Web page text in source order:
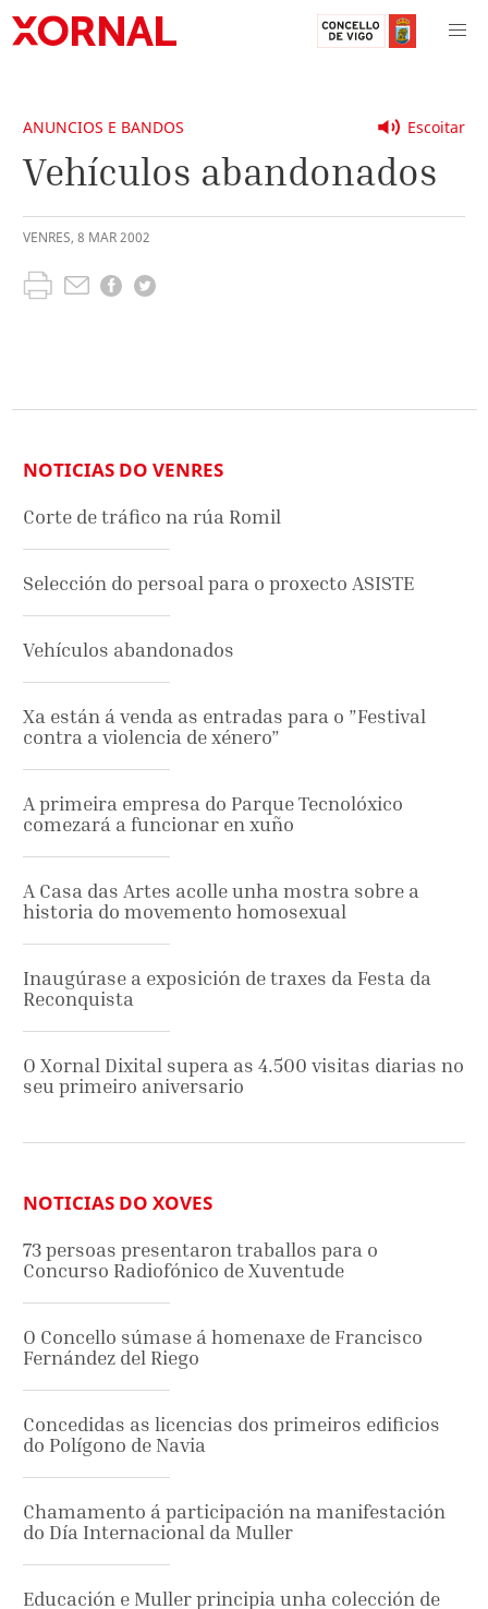
Escoitar
ANUNCIOS E BANDOS
Vehículos abandonados
VENRES, 8 MAR2002
NOTICIAS DO VENRES
Corte de tráfico na rúa Romil
Selección do persoal para o proxecto ASISTE
Vehículos abandonados
Xa están á venda as entradas para o ”Festival
contra a violencia de xénero”
A primeira empresa do Parque Tecnolóxico
comezará a funcionar en xuño
A Casa das Artes acolle unha mostra sobre a
historia do movemento homosexual
Inaugúrase a exposición de traxes da Festa da
Reconquista
O Xornal Dixital supera as 4.500 visitas diarias no
seu primeiro aniversario
NOTICIAS DO XOVES
73 persoas presentaron traballos para o
Concurso Radiofónico de Xuventude
O Concello súmase á homenaxe de Francisco
Fernández del Riego
Concedidas as licencias dos primeiros edificios
do Polígono de Navia
Chamamento á participación na manifestación
do Día Internacional da Muller
Educación e Muller principia unha colección de